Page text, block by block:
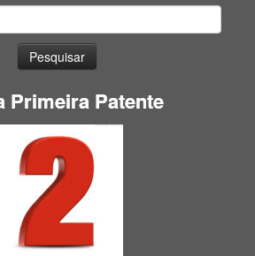
Primeira Patente